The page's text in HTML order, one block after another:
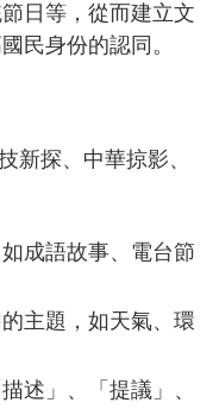
日等，從而建立文
民身份的認同。
新探、中華掠影、
成語故事、電台節
主題，如天氣、環
述」、「提議」、